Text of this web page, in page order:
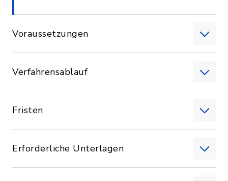
Voraussetzungen
Verfahrensablauf
Fristen
Erforderliche Unterlagen